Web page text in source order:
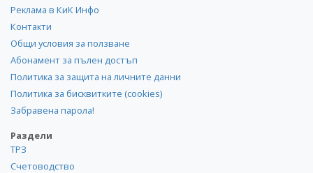
Реклама в КиК Инфо
Контакти
Общи условия за ползване
Абонамент за пълен достъп
Политика за защита на личните данни
Политика за бисквитките (cookies)
Забравена парола!
Раздели
ТРЗ
Счетоводство